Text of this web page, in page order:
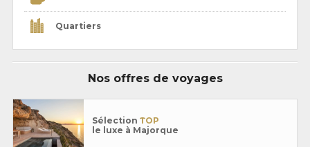
Quartiers
Nos offres de voyages
Sélection TOP
le luxe à Majorque